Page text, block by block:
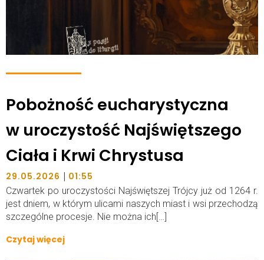
Pobożność eucharystyczna
w uroczystość Najświętszego
Ciała i Krwi Chrystusa
29.05.2026 | 01:55
Czwartek po uroczystości Najświętszej Trójcy już od 1264 r.
jest dniem, w którym ulicami naszych miast i wsi przechodzą
szczególne procesje. Nie można ich[…]
Czytaj więcej